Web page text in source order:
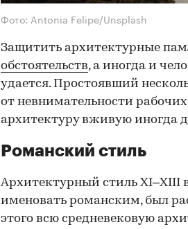
Фото: Antonia Felipe/Unsplash
Защитить архитектурные
обстоятельств, а иногда и
удается. Простоявший
от невнимательности
архитектуру вживую иногда
Романский стиль
Архитектурный стиль XI–XIII
именовать романским, был
этого всю средневековую